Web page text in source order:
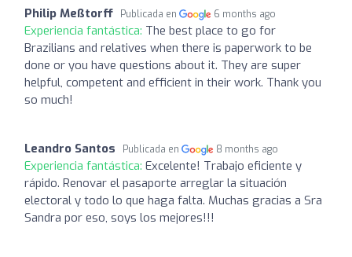
Philip Meßtorff Publicada en 6 months ago
Experiencia fantástica: The best place to go for
Brazilians and relatives when there is paperwork to be
done or you have questions about it. They are super
helpful, competent and efficient in their work. Thank you
so much!
Leandro Santos Publicada en 8 months ago
Experiencia fantástica: Excelente! Trabajo eficiente y
rápido. Renovar el pasaporte arreglar la situación
electoral y todo lo que haga falta. Muchas gracias a Sra
Sandra por eso, soys los mejores!!!